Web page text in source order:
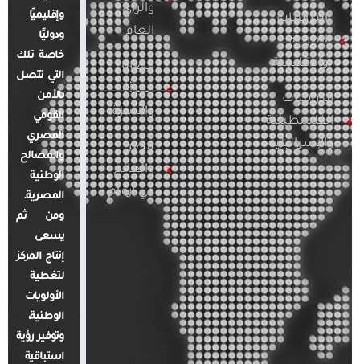
الدراسات
العربية
والإقليمية
الدراسات
الفلسطينية
والإسرائيلية
والرأي
العام
قضايا
المرأة
والأسرة
مصر
والعالم
في أرقام
وإقليميًا
ودوليًا
خاصة تلك
التي تتصل
بالأمن
القومي
المصري
والمصالح
الوطنية
المصرية.
ومن ثم
يسعى
إنتاج المركز
لتغطية
الأولويات
الوطنية،
وتوفير رؤية
استباقية